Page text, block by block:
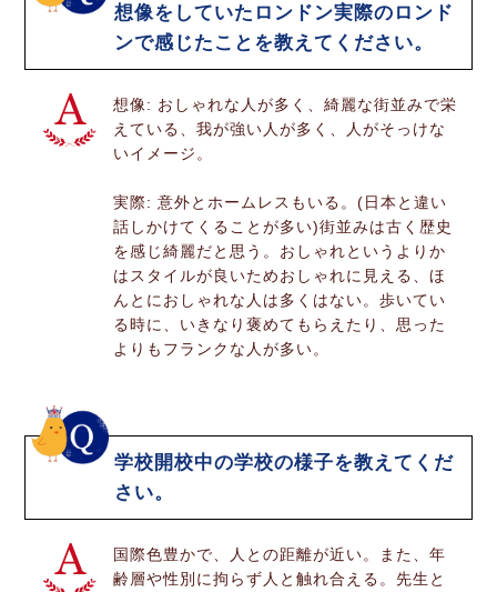
想像をしていたロンドン実際のロンド
ンで感じたことを教えてください。
想像: おしゃれな人が多く、綺麗な街並みで栄
えている、我が強い人が多く、人がそっけな
いイメージ。
実際: 意外とホームレスもいる。(日本と違い
話しかけてくることが多い)街並みは古く歴史
を感じ綺麗だと思う。おしゃれというよりか
はスタイルが良いためおしゃれに見える、ほ
んとにおしゃれな人は多くはない。歩いてい
る時に、いきなり褒めてもらえたり、思った
よりもフランクな人が多い。
学校開校中の学校の様子を教えてくだ
さい。
国際色豊かで、人との距離が近い。また、年
齢層や性別に拘らず人と触れ合える。先生と